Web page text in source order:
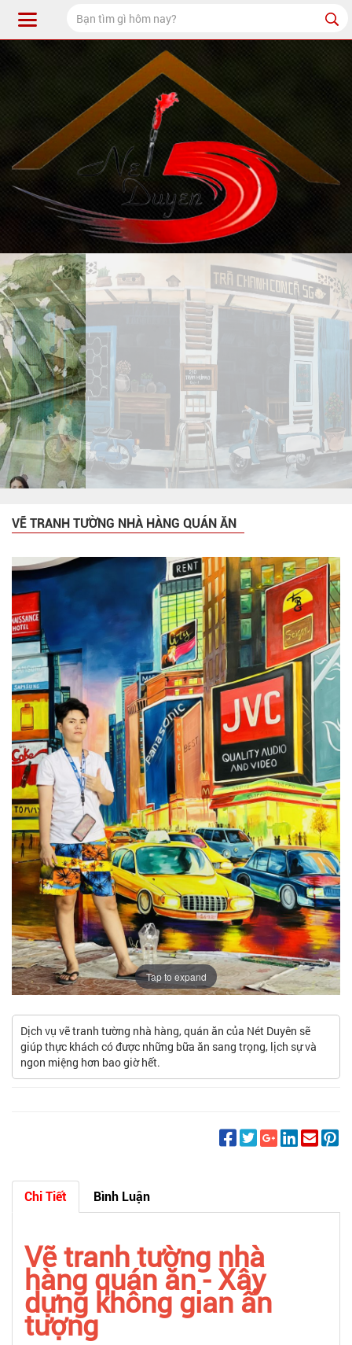
VẼ TRANH TƯỜNG NHÀ HÀNG QUÁN ĂN
Tap to expand
Dịch vụ vẽ tranh tường nhà hàng, quán ăn của Nét Duyên sẽ
giúp thực khách có được những bữa ăn sang trọng, lịch sự và
ngon miệng hơn bao giờ hết.
Chi Tiết Bình Luận
Vẽ tranh tường nhà
hàng quán ăn - Xây
dựng không gian ấn
tượng